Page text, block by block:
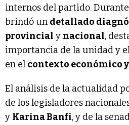
internos del partido.
brindó un detallado
provincial y nacional,
importancia de la unidad y
en el contexto económico
El análisis de la actualidad
de los legisladores
y Karina Banfi, y de la